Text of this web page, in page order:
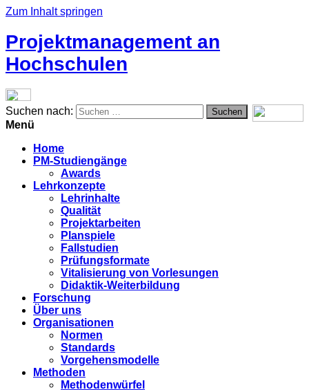
Zum Inhalt springen
Projektmanagement an
Hochschulen
Suchen nach:
Menü
Home
PM-Studiengänge
Awards
Lehrkonzepte
Lehrinhalte
Qualität
Projektarbeiten
Planspiele
Fallstudien
Prüfungsformate
Vitalisierung von Vorlesungen
Didaktik-Weiterbildung
Forschung
Über uns
Organisationen
Normen
Standards
Vorgehensmodelle
Methoden
Methodenwürfel